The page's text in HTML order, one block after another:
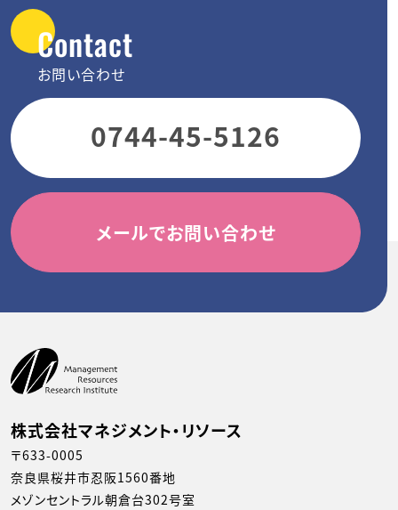
Contact
お問い合わせ
0744-45-5126
メールでお問い合わせ
株式会社マネジメント・リソース
〒633-0005
奈良県桜井市忍阪1560番地
メゾンセントラル朝倉台302号室